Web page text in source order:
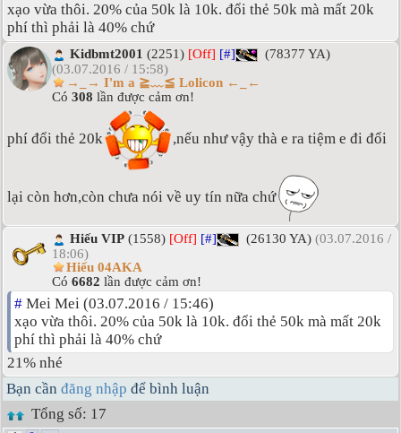
xạo vừa thôi. 20% của 50k là 10k. đổi thẻ 50k mà mất 20k
phí thì phải là 40% chứ
Kidbmt2001 (2251) [Off] [#]
(78377 YA)
(03.07.2016 / 15:58)
→_→ I'm a ≧﹏≦ Lolicon ←_←
Có 308 lần được cảm ơn!
phí đổi thẻ 20k ,nếu như vậy thà e ra tiệm e đi đổi
lại còn hơn,còn chưa nói về uy tín nữa chứ
Hiếu VIP (1558) [Off] [#] (26130 YA) (03.07.2016 /
18:06)
Hiếu 04AKA
Có 6682 lần được cảm ơn!
# Mei Mei (03.07.2016 / 15:46)
xạo vừa thôi. 20% của 50k là 10k. đổi thẻ 50k mà mất 20k
phí thì phải là 40% chứ
21% nhé
Bạn cần đăng nhập để bình luận
Tổng số: 17